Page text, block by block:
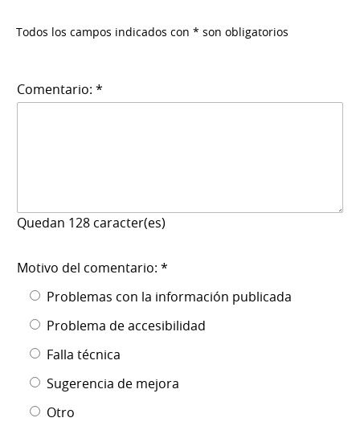
Todos los campos indicados con * son obligatorios
Comentario: *
Quedan 128 caracter(es)
Motivo del comentario: *
Problemas con la información publicada
Problema de accesibilidad
Falla técnica
Sugerencia de mejora
Otro